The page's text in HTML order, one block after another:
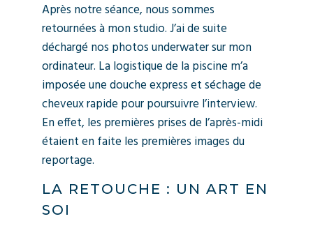
Après notre séance, nous sommes
retournées à mon studio. J’ai de suite
déchargé nos photos underwater sur mon
ordinateur. La logistique de la piscine m’a
imposée une douche express et séchage de
cheveux rapide pour poursuivre l’interview.
En effet, les premières prises de l’après-midi
étaient en faite les premières images du
reportage.
LA RETOUCHE : UN ART EN
SOI